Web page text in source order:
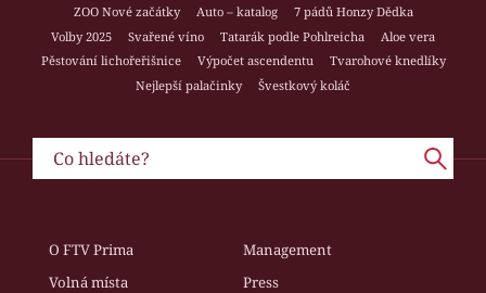
ZOO Nové začátky
Auto – katalog
7 pádů Honzy Dědka
Volby 2025
Svařené víno Tatarák podle Pohlreicha
Aloe vera
Pěstování lichořeřišnice
Výpočet ascendentu
Tvarohové knedlíky
Nejlepší palačinky
Švestkový koláč
O FTV Prima
Management
Volná místa
Press